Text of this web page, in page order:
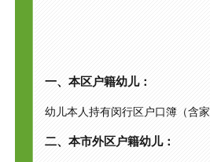
一、本区户籍幼儿：
幼儿本人持有闵行区户口簿（含
二、本市外区户籍幼儿：